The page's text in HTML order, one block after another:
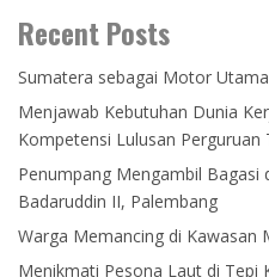
Recent Posts
Sumatera sebagai Motor
Menjawab Kebutuhan Dunia
Kompetensi Lulusan Perguruan
Penumpang Mengambil Bagasi
Badaruddin II, Palembang
Warga Memancing di Kawasan
Menikmati Pesona Laut di Tepi